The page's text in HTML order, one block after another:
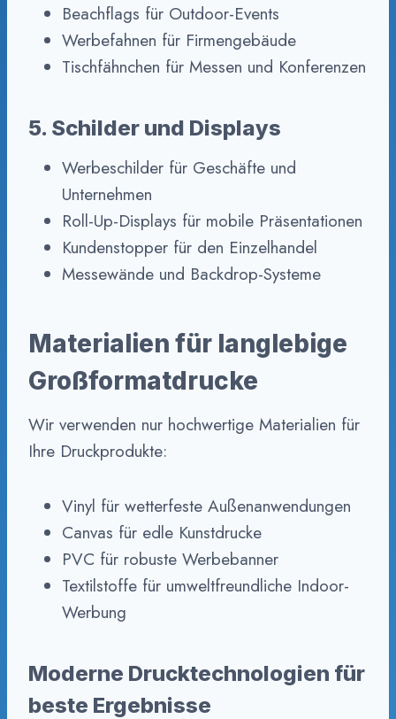
Beachflags für Outdoor-Events
Werbefahnen für Firmengebäude
Tischfähnchen für Messen und Konferenzen
5. Schilder und Displays
Werbeschilder für Geschäfte und
Unternehmen
Roll-Up-Displays für mobile Präsentationen
Kundenstopper für den Einzelhandel
Messewände und Backdrop-Systeme
Materialien für langlebige
Großformatdrucke
Wir verwenden nur hochwertige Materialien für
Ihre Druckprodukte:
Vinyl für wetterfeste Außenanwendungen
Canvas für edle Kunstdrucke
PVC für robuste Werbebanner
Textilstoffe für umweltfreundliche Indoor-
Werbung
Moderne Drucktechnologien für
beste Ergebnisse